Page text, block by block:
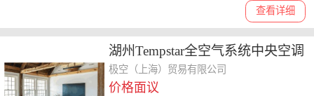
查看详细
湖州Tempstar全空气系统中央空调
中国区总代 较空贸易供应
极空（上海）贸易有限公司
价格面议